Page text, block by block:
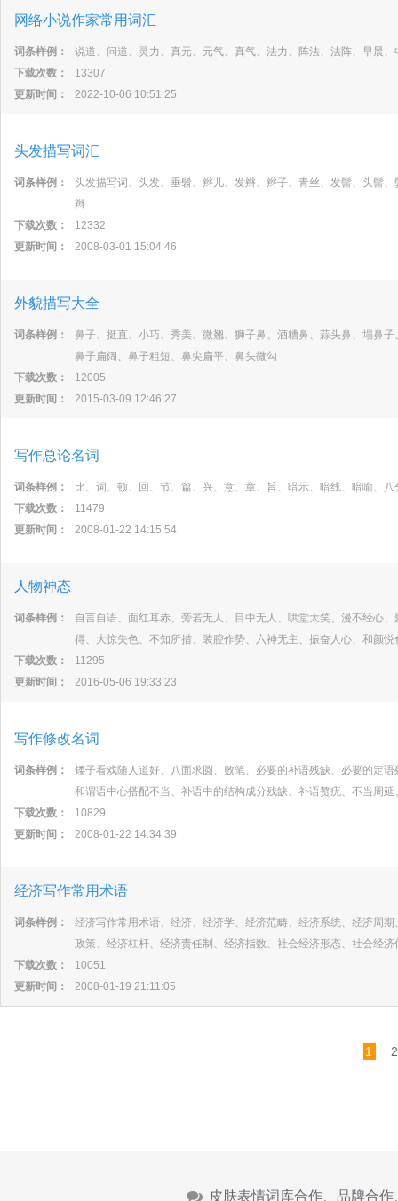
网络小说作家常用词汇
词条样例：
说道、问道、灵力、真元、元气、真气、法力、阵法、法阵、早晨
下载次数：
13307
更新时间：
2022-10-06 10:51:25
头发描写词汇
词条样例：
头发描写词、头发、垂髫、辫儿、发辫、辫子、青丝、发髻、头髻
辫
下载次数：
12332
更新时间：
2008-03-01 15:04:46
外貌描写大全
词条样例：
鼻子、挺直、小巧、秀美、微翘、狮子鼻、酒糟鼻、蒜头鼻、塌鼻
鼻子扁阔、鼻子粗短、鼻尖扁平、鼻头微勾
下载次数：
12005
更新时间：
2015-03-09 12:46:27
写作总论名词
词条样例：
比、词、顿、回、节、篇、兴、意、章、旨、暗示、暗线、暗喻、
下载次数：
11479
更新时间：
2008-01-22 14:15:54
人物神态
词条样例：
自言自语、面红耳赤、旁若无人、目中无人、哄堂大笑、漫不经心
得、大惊失色、不知所措、装腔作势、六神无主、振奋人心、和颜悦
下载次数：
11295
更新时间：
2016-05-06 19:33:23
写作修改名词
词条样例：
矮子看戏随人道好、八面求圆、败笔、必要的补语残缺、必要的定
和谓语中心搭配不当、补语中的结构成分残缺、补语赘疣、不当周延
下载次数：
10829
更新时间：
2008-01-22 14:34:39
经济写作常用术语
词条样例：
经济写作常用术语、经济、经济学、经济范畴、经济系统、经济周
政策、经济杠杆、经济责任制、经济指数、社会经济形态、社会经
下载次数：
10051
更新时间：
2008-01-19 21:11:05
1 2
皮肤表情词库合作、品牌合